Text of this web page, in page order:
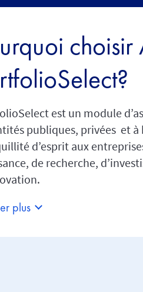
choisir
est un module
publiques, privées et
d’esprit aux
de recherche,
plus